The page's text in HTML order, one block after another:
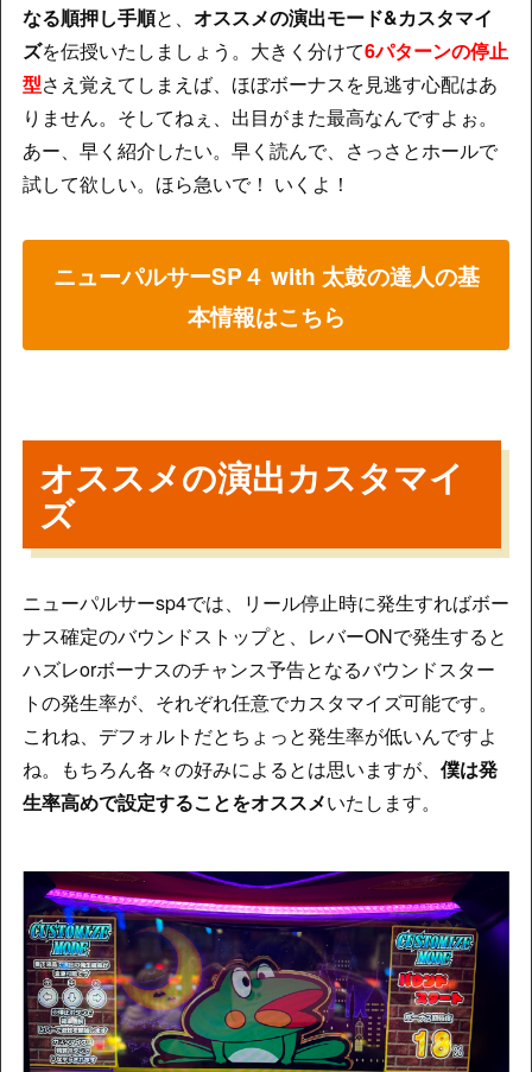
なる順押し手順と、 オススメの演出モード&カスタマイ
ズを伝授いたしましょう。大きく分けて6パターンの停止
型さえ覚えてしまえば、ほぼボーナスを見逃す心配はあ
りません。そしてねぇ、出目がまた最高なんですよぉ。
あー、早く紹介したい。早く読んで、さっさとホールで
試して欲しい。ほら急いで！ いくよ！
ニューパルサーSP４ with 太鼓の達人の基
本情報はこちら
オススメの演出カスタマイ
ズ
ニューパルサーsp4では、リール停止時に発生すればボー
ナス確定のバウンドストップと、レバーONで発生すると
ハズレorボーナスのチャンス予告となるバウンドスター
トの発生率が、それぞれ任意でカスタマイズ可能です。
これね、デフォルトだとちょっと発生率が低いんですよ
ね。もちろん各々の好みによるとは思いますが、 僕は発
生率高めで設定することをオススメいたします。